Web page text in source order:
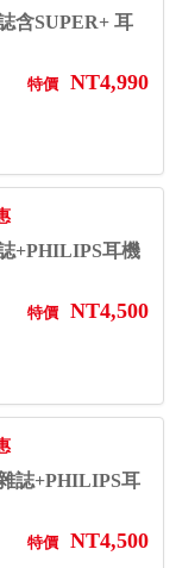
含SUPER+ 耳
特價 NT4,990
+PHILIPS耳機
特價 NT4,500
誌+PHILIPS耳
特價 NT4,500